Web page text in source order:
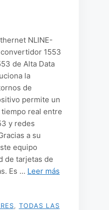
NLINE-
1553
de Alta Data
la
de
permite un
real entre
y redes
a su
equipo
de tarjetas de
Es … Leer más
TODAS LAS